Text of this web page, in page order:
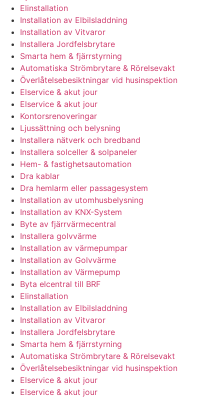
Elinstallation
Installation av Elbilsladdning
Installation av Vitvaror
Installera Jordfelsbrytare
Smarta hem & fjärrstyrning
Automatiska Strömbrytare & Rörelsevakt
Överlåtelsebesiktningar vid husinspektion
Elservice & akut jour
Elservice & akut jour
Kontorsrenoveringar
Ljussättning och belysning
Installera nätverk och bredband
Installera solceller & solpaneler
Hem- & fastighetsautomation
Dra kablar
Dra hemlarm eller passagesystem
Installation av utomhusbelysning
Installation av KNX-System
Byte av fjärrvärmecentral
Installera golvvärme
Installation av värmepumpar
Installation av Golvvärme
Installation av Värmepump
Byta elcentral till BRF
Elinstallation
Installation av Elbilsladdning
Installation av Vitvaror
Installera Jordfelsbrytare
Smarta hem & fjärrstyrning
Automatiska Strömbrytare & Rörelsevakt
Överlåtelsebesiktningar vid husinspektion
Elservice & akut jour
Elservice & akut jour